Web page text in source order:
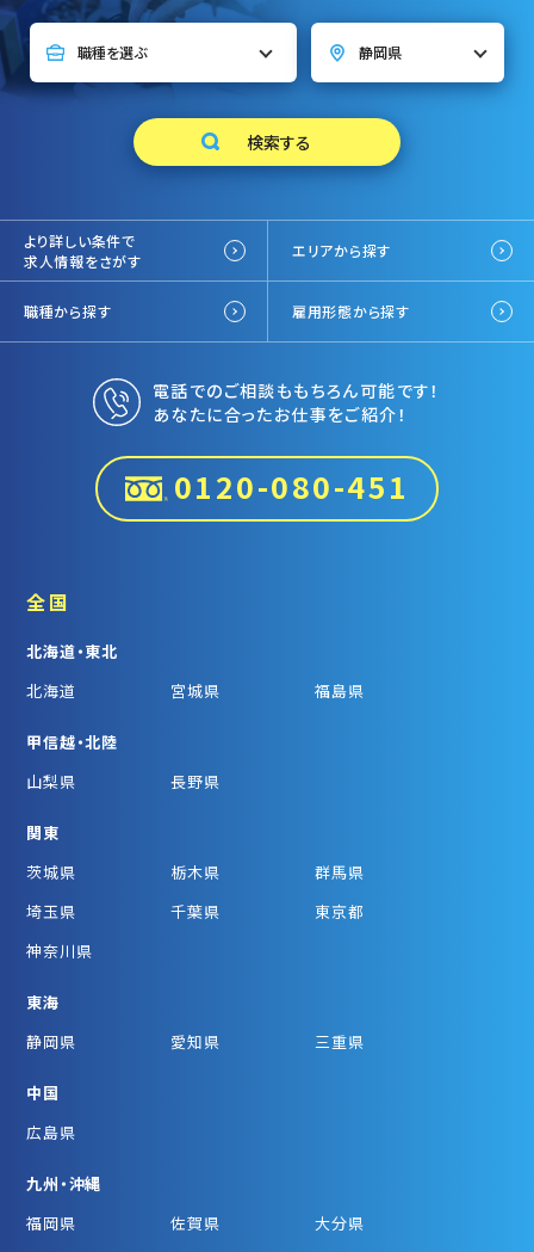
より詳しい条件で
求人情報をさがす
エリアから探す
職種から探す 雇用形態から探す
電話でのご相談ももちろん可能です！
あなたに合ったお仕事をご紹介！
0120-080-451
全国
北海道・東北
北海道
宮城県 福島県
甲信越・北陸
山梨県
長野県
関東
茨城県
栃木県
群馬県
埼玉県
千葉県
東京都
神奈川県
東海
静岡県
愛知県 三重県
中国
広島県
九州・沖縄
福岡県
佐賀県 大分県